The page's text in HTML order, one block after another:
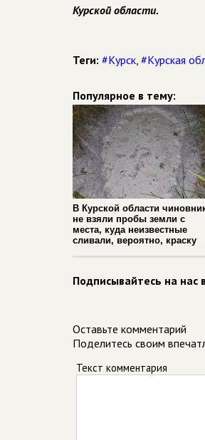
Курской области.
Теги: #Курск, #Курская
Популярное в тему:
В Курской области
не взяли пробы земли с
места, куда неизвестные
сливали, вероятно, краску
Подписывайтесь на нас в
Оставьте комментарий
Поделитесь своим
Текст комментария